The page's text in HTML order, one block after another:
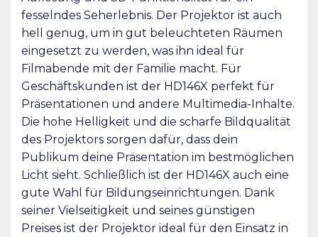
fesselndes Seherlebnis. Der Projektor ist auch
hell genug, um in gut beleuchteten Räumen
eingesetzt zu werden, was ihn ideal für
Filmabende mit der Familie macht. Für
Geschäftskunden ist der HD146X perfekt für
Präsentationen und andere Multimedia-Inhalte.
Die hohe Helligkeit und die scharfe Bildqualität
des Projektors sorgen dafür, dass dein
Publikum deine Präsentation im bestmöglichen
Licht sieht. Schließlich ist der HD146X auch eine
gute Wahl für Bildungseinrichtungen. Dank
seiner Vielseitigkeit und seines günstigen
Preises ist der Projektor ideal für den Einsatz in